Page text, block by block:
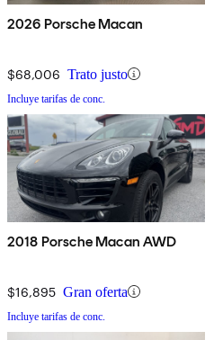
2026 Porsche Macan
$68,006 Trato justo
Incluye tarifas de conc.
2018 Porsche Macan AWD
$16,895 Gran oferta
Incluye tarifas de conc.